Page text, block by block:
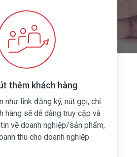
thêm khách hàng
như link đăng ký, nút gọi, chỉ
hàng sẽ dễ dàng truy cập và
về doanh nghiệp/sản phẩm,
thu cho doanh nghiệp.